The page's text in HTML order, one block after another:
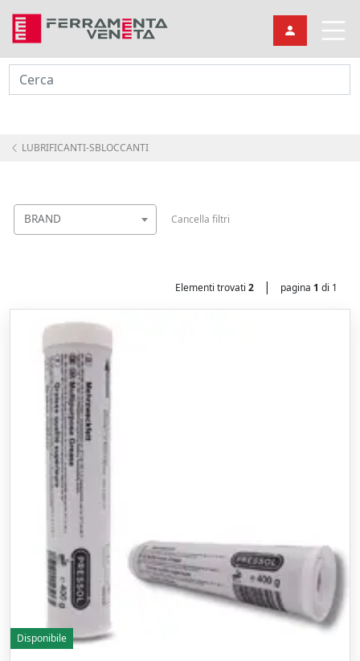
Cerca
LUBRIFICANTI-SBLOCCANTI
BRAND Cancella filtri
Elementi trovati 2 | pagina 1 di 1
Disponibile